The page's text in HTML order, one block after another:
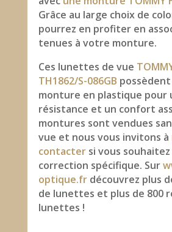
Grâce au large choix de
pourrez en profiter en
tenues à votre monture.
Ces lunettes de vue
TH1862/S-086GB
monture en plastique pour
résistance et un confort
montures sont vendues
vue et nous vous invitons à
contactersi vous souhaitez
correction spécifique. Sur
optique.frdécouvrez plus
de lunettes et plus de 800
lunettes !